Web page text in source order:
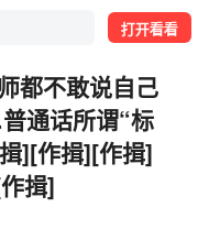
打开看看
都不敢说自己
通话所谓“标
][作揖][作揖]
揖]